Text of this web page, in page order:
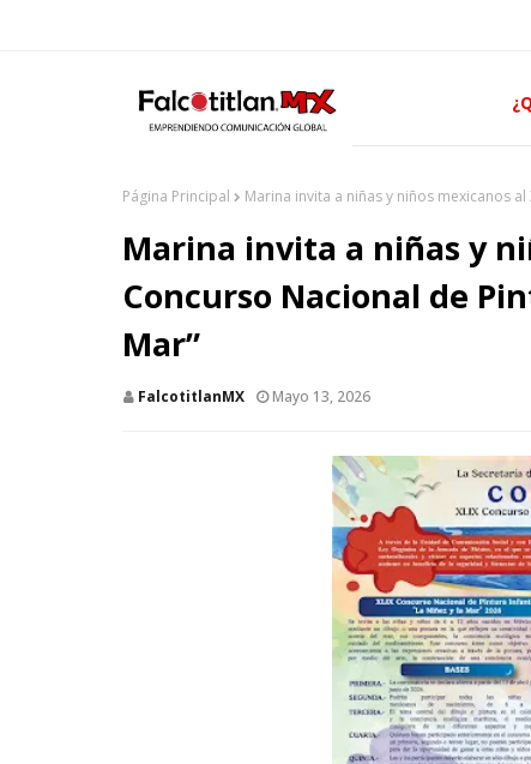
Página Principal Marina invita a niñas y niños mexicanos
Marina invita a niñas y
Concurso Nacional de
Mar”
FalcotitlanMX Mayo 13, 2026